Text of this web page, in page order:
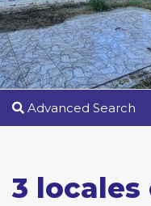
Advanced Search
3